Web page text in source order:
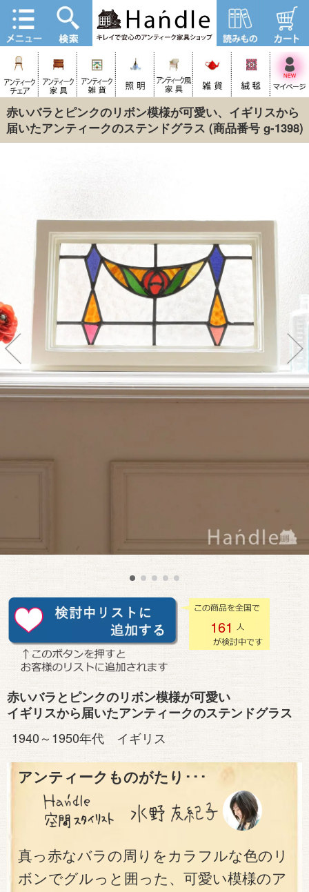
赤いバラとピンクのリボン模様が可愛い、イギリスから
届いたアンティークのステンドグラス (商品番号 g-1398)
161
赤いバラとピンクのリボン模様が可愛い
イギリスから届いたアンティークのステンドグラス
1940～1950年代 イギリス
アンティークものがたり･･･
真っ赤なバラの周りをカラフルな色のリ
ボンでグルっと囲った、可愛い模様のア